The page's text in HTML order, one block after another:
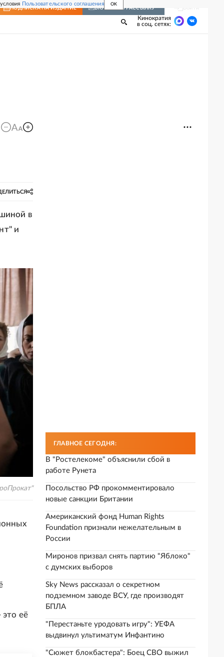
Пользовательского соглашения OK
ПОДПИСКА НА ИЗДАНИЕ ВКЛЮЧИТЬ РАССЫЛКУ
Кинократия
в соц. сетях:
в
и
это её
ГЛАВНОЕ СЕГОДНЯ:
В "Ростелекоме" объяснили сбой в
работе Рунета
Посольство РФ прокомментировало
новые санкции Британии
Американский фонд Human Rights
Foundation признали нежелательным в
России
Миронов призвал снять партию "Яблоко"
с думских выборов
Sky News рассказал о секретном
подземном заводе ВСУ, где производят
БПЛА
"Перестаньте уродовать игру": УЕФА
выдвинул ультиматум Инфантино
"Сюжет блокбастера": Боец СВО выжил